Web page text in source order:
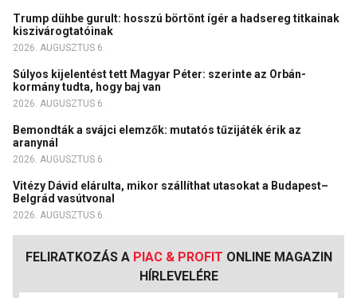
Trump dühbe gurult: hosszú börtönt ígér a hadsereg titkainak
kiszivárogtatóinak
2026. AUGUSZTUS 6.
Súlyos kijelentést tett Magyar Péter: szerinte az Orbán-
kormány tudta, hogy baj van
2026. AUGUSZTUS 6.
Bemondták a svájci elemzők: mutatós tűzijáték érik az
aranynál
2026. AUGUSZTUS 6.
Vitézy Dávid elárulta, mikor szállíthat utasokat a Budapest–
Belgrád vasútvonal
2026. AUGUSZTUS 6.
FELIRATKOZÁS A PIAC & PROFIT ONLINE MAGAZIN
HÍRLEVELÉRE